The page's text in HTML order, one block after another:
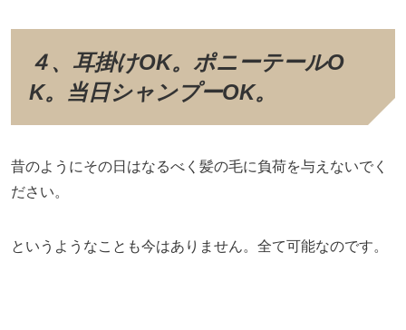
４、耳掛けOK。ポニーテールO
K。当日シャンプーOK。
昔のようにその日はなるべく髪の毛に負荷を与えないでく
ださい。
というようなことも今はありません。全て可能なのです。